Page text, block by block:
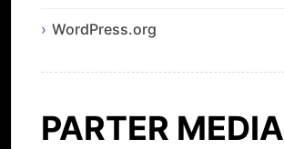
WordPress.org
PARTER MEDIA